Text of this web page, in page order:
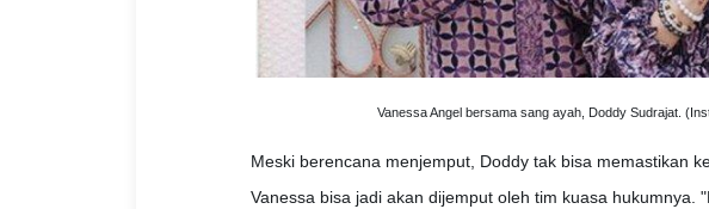
Vanessa Angel bersama sang ayah, Doddy Sudrajat.
Meski berencana menjemput, Doddy tak bisa memastikan
Vanessa bisa jadi akan dijemput oleh tim kuasa hukumnya.